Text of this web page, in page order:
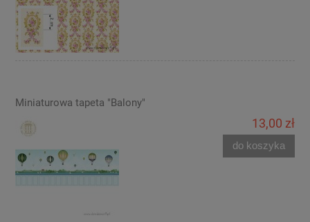
Miniaturowa tapeta "Balony"
13,00 zł
do koszyka